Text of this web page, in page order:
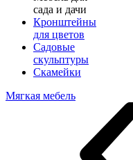
сада и дачи
Кронштейны
для цветов
Садовые
скульптуры
Скамейки
Мягкая мебель